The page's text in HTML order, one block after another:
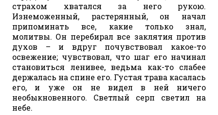
страхом хватался за него рукою.
Изнеможенный, растерянный, он начал
припоминать все, какие только знал,
молитвы. Он перебирал все заклятия против
духов – и вдруг почувствовал какое-то
освежение; чувствовал, что шаг его начинал
становиться ленивее, ведьма как-то слабее
держалась на спине его. Густая трава касалась
его, и уже он не видел в ней ничего
необыкновенного. Светлый серп светил на
небе.